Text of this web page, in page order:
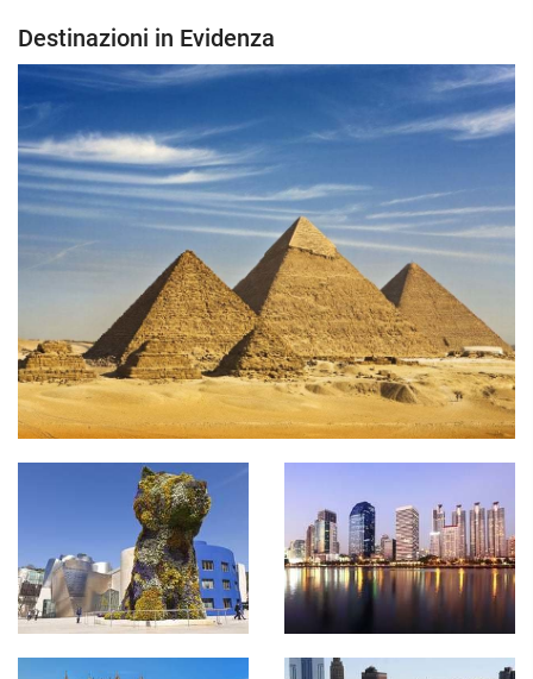
Destinazioni in Evidenza